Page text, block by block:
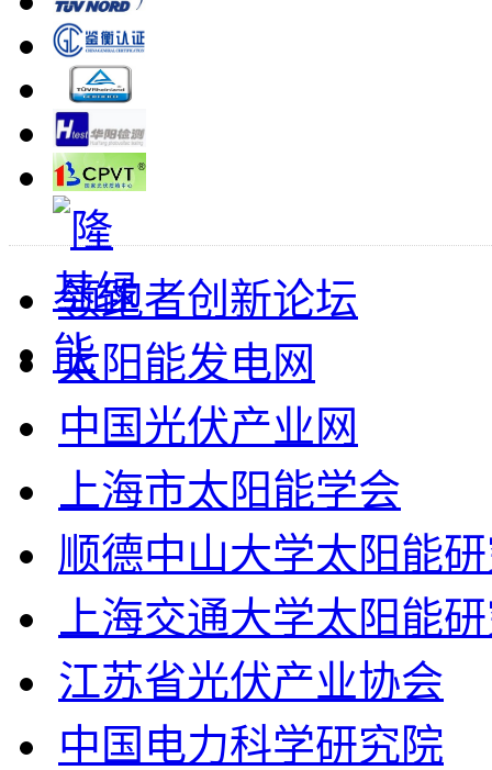
领跑者创新论坛
太阳能发电网
中国光伏产业网
上海市太阳能学会
顺德中山大学太阳能
上海交通大学太阳能
江苏省光伏产业协会
中国电力科学研究院